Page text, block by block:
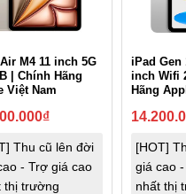
M4 11 inch 5G
| Chính Hãng
Việt Nam
₫
Thu cũ lên đời
- Trợ giá cao
thị trường
iPad Gen
inch Wifi
Hãng
[HOT]
giá cao
nhất thị